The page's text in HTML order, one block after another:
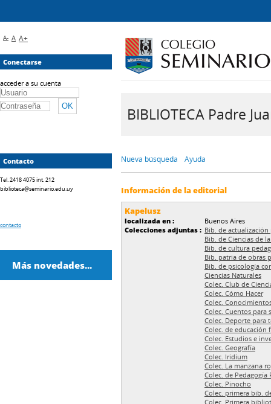
BIBLIOTECA Padre
Nueva búsqueda Ayuda
Información de la editorial
Kapelusz
localizada en :
Buenos Aires
Colecciones adjuntas : Bib. de
Bib. de Ciencias de
Bib. de cultura
Bib. patria de obras
Bib. de psicología
Ciencias Naturales
Colec. Club de
Colec. Cómo Hacer
Colec.
Colec. Cuentos para
Colec. Deporte para
Colec. de educación
Colec. Estudios e
Colec. Geografía
Colec. Iridium
Colec. La manzana
Colec. de Pedagogía
Colec. Pinocho
Colec. primera bib.
Colec. Primera
A- A A+
Conectarse
acceder a su cuenta
Contacto
Tel. 2418 4075 int. 212
biblioteca@seminario.edu.uy
contacto
Más novedades...